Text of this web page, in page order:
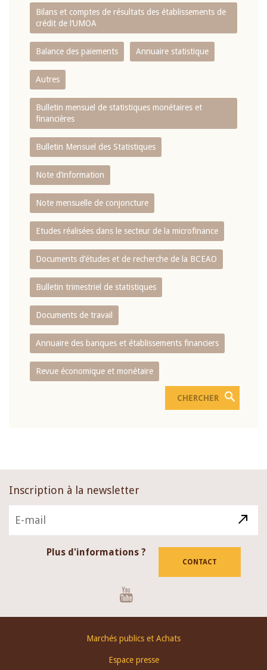
Bilans et comptes de résultats des établissements de
crédit de l‘UMOA
Balance des paiements Annuaire statistique
Autres
Bulletin mensuel de statistiques monétaires et
financières
Bulletin Mensuel des Statistiques
Note d’information
Note mensuelle de conjoncture
Etudes réalisées dans le secteur de la microfinance
Documents d’études et de recherche de la BCEAO
Bulletin trimestriel de statistiques
Documents de travail
Annuaire des banques et établissements financiers
Revue économique et monétaire
Inscription à la newsletter
Plus d'informations ?
CONTACT
Marchés publics et Achats
Espace presse